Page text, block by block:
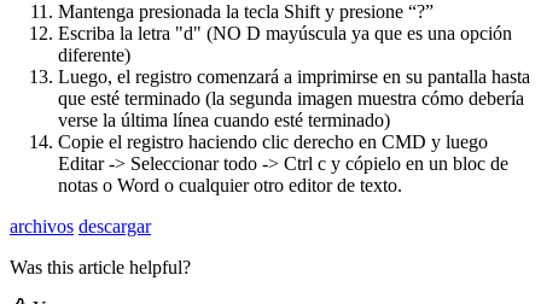
Mantenga presionada la tecla Shift y presione “?”
Escriba la letra "d" (NO D mayúscula ya que es una opción
diferente)
Luego, el registro comenzará a imprimirse en su pantalla hasta
que esté terminado (la segunda imagen muestra cómo debería
verse la última línea cuando esté terminado)
Copie el registro haciendo clic derecho en CMD y luego
Editar -> Seleccionar todo -> Ctrl c y cópielo en un bloc de
notas o Word o cualquier otro editor de texto.
archivos descargar
Was this article helpful?